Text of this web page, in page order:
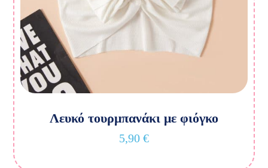
Λευκό τουρμπανάκι με φιόγκο
5,90 €